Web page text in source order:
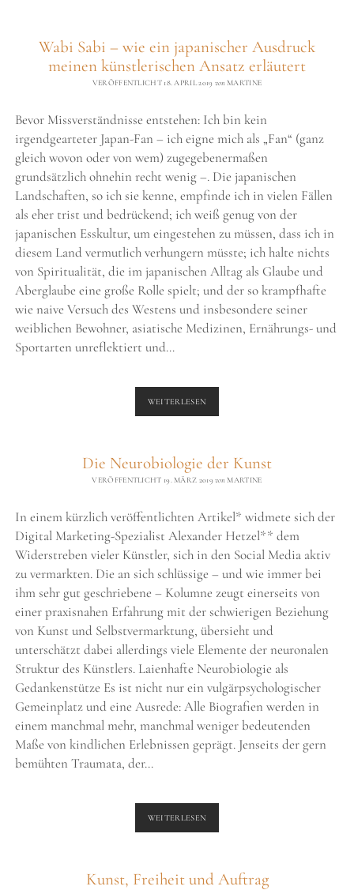
IN
DER
KUNST
Wabi Sabi – wie ein japanischer Ausdruck
meinen künstlerischen Ansatz erläutert
VERÖFFENTLICHT 18. APRIL 2019 von MARTINE
Bevor Missverständnisse entstehen: Ich bin kein
irgendgearteter Japan-Fan – ich eigne mich als „Fan“ (ganz
gleich wovon oder von wem) zugegebenermaßen
grundsätzlich ohnehin recht wenig –. Die japanischen
Landschaften, so ich sie kenne, empfinde ich in vielen Fällen
als eher trist und bedrückend; ich weiß genug von der
japanischen Esskultur, um eingestehen zu müssen, dass ich in
diesem Land vermutlich verhungern müsste; ich halte nichts
von Spiritualität, die im japanischen Alltag als Glaube und
Aberglaube eine große Rolle spielt; und der so krampfhafte
wie naive Versuch des Westens und insbesondere seiner
weiblichen Bewohner, asiatische Medizinen, Ernährungs- und
Sportarten unreflektiert und…
WEITERLESEN
SABI
EIN
JAPANISCHER
KÜNSTLERISCHEN
ANSATZ
ERLÄUTERT
Die Neurobiologie der Kunst
VERÖFFENTLICHT 19. MÄRZ 2019von MARTINE
In einem kürzlich veröffentlichten Artikel* widmete sich der
Digital Marketing-Spezialist Alexander Hetzel** dem
Widerstreben vieler Künstler, sich in den Social Media aktiv
zu vermarkten. Die an sich schlüssige – und wie immer bei
ihm sehr gut geschriebene – Kolumne zeugt einerseits von
einer praxisnahen Erfahrung mit der schwierigen Beziehung
von Kunst und Selbstvermarktung, übersieht und
unterschätzt dabei allerdings viele Elemente der neuronalen
Struktur des Künstlers. Laienhafte Neurobiologie als
Gedankenstütze Es ist nicht nur ein vulgärpsychologischer
Gemeinplatz und eine Ausrede: Alle Biografien werden in
einem manchmal mehr, manchmal weniger bedeutenden
Maße von kindlichen Erlebnissen geprägt. Jenseits der gern
bemühten Traumata, der…
WEITERLESEN
NEUROBIOLOGIE
Kunst, Freiheit und Auftrag